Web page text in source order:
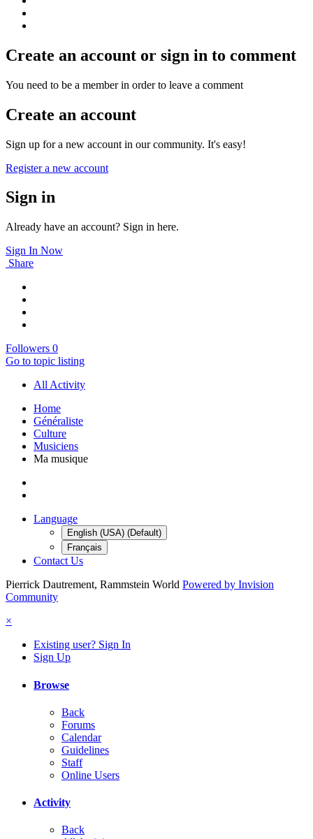
Create an account or sign in to comment
You need to be a member in order to leave a comment
Create an account
Sign up for a new account in our community. It's easy!
Register a new account
Sign in
Already have an account? Sign in here.
Sign In Now
Share
Followers 0
Go to topic listing
All Activity
Home
Généraliste
Culture
Musiciens
Ma musique
Language
English (USA) (Default)
Français
Contact Us
Pierrick Dautrement, Rammstein World Powered by Invision
Community
×
Existing user? Sign In
Sign Up
Browse
Back
Forums
Calendar
Guidelines
Staff
Online Users
Activity
Back